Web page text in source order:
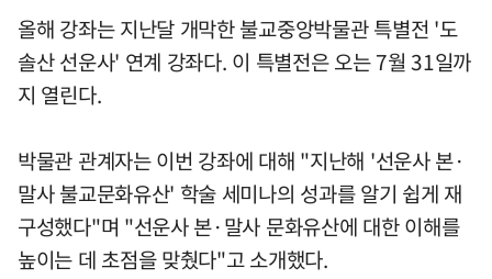
올해 강좌는 지난달 개막한 불교중앙박물관 특별전 '도
솔산 선운사' 연계 강좌다. 이 특별전은 오는 7월 31일까
지 열린다.
박물관 관계자는 이번 강좌에 대해 "지난해 '선운사 본·
말사 불교문화유산' 학술 세미나의 성과를 알기 쉽게 재
구성했다"며 "선운사 본·말사 문화유산에 대한 이해를
높이는 데 초점을 맞췄다"고 소개했다.